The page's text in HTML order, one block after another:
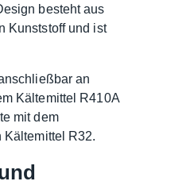
besteht aus
Kunststoff und ist
an
Kältemittel R410A
mit dem
Kältemittel R32.